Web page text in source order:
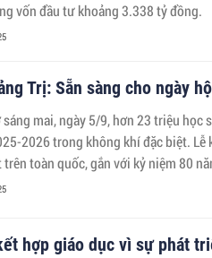
vốn đầu tư khoảng 3.338 tỷ đồng.
Trị: Sẵn sàng cho ngày
mai, ngày 5/9, hơn 23 triệu học
2026 trong không khí đặc biệt.
toàn quốc, gắn với kỷ niệm 80
năm học bản lề, mở ra giai đoạn
hợp giáo dục vì sự phát